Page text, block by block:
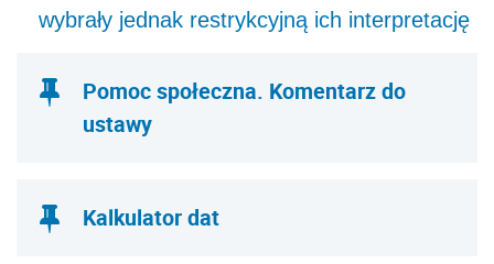
wybrały jednak restrykcyjną ich interpretację
Pomoc społeczna. Komentarz do
ustawy
Kalkulator dat